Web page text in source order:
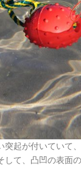
突起が付いていて
して、凸凹の表面